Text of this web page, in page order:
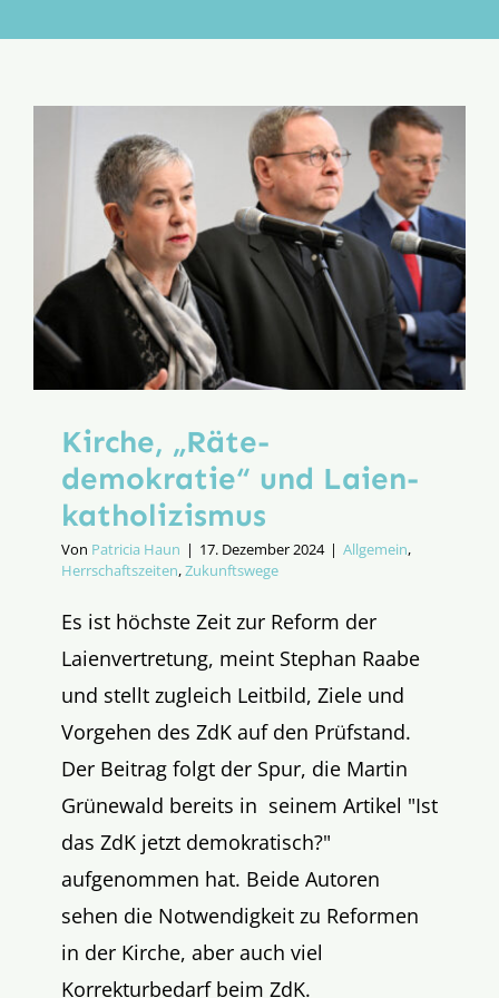
Aktion
Kirche, „Räte­
demokratie“ und Laien­
katholizismus
Von Patricia Haun | 17. Dezember 2024 | Allgemein,
Herrschaftszeiten,Zukunftswege
Es ist höchste Zeit zur Reform der
Laienvertretung, meint Stephan Raabe
und stellt zugleich Leitbild, Ziele und
Vorgehen des ZdK auf den Prüfstand.
Der Beitrag folgt der Spur, die Martin
Grünewald bereits in seinem Artikel "Ist
das ZdK jetzt demokratisch?"
aufgenommen hat. Beide Autoren
sehen die Notwendigkeit zu Reformen
in der Kirche, aber auch viel
Korrekturbedarf beim ZdK.